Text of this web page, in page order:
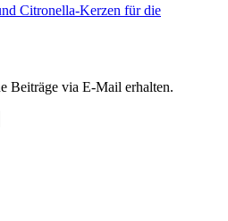
Citronella-Kerzen für die
Beiträge via E-Mail erhalten.